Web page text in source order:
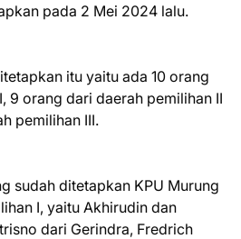
pada 2 Mei 2024 lalu.
itu yaitu ada 10 orang
9 orang dari daerah pemilihan II
pemilihan III.
sudah ditetapkan KPU Murung
I, yaitu Akhirudin dan
dari Gerindra, Fredrich